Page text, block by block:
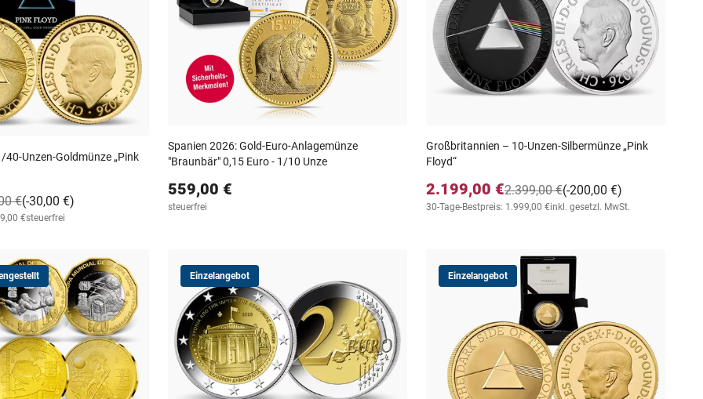
Unzen-Goldmünze „Pink
(-30,00 €)
€
€steuerfrei
Spanien 2026: Gold-Euro-Anlagemünze
"Braunbär" 0,15 Euro - 1/10 Unze
559,00 €
steuerfrei
Großbritannien – 10-Unzen-Silbermünze „Pink
Floyd“
2.199,00 € (-200,00 €)
2.399,00 €
30-Tage-Bestpreis: 1.999,00 €inkl. gesetzl. MwSt.
Einzelangebot Einzelangebot